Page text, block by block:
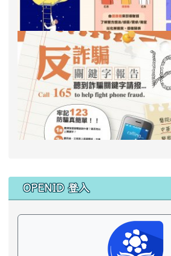
「113年交通安全月宣導
反霸凌宣導
反詐騙宣導
左邊區域內容
OPENID 登入